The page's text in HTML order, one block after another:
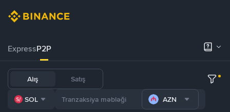
ExpressP2P
Alış Satış
SOL AZN